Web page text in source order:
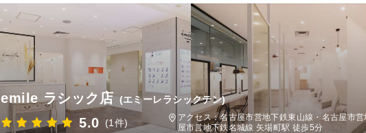
emile ラシック店 (エミーレラシックテン)
5.0 (1件)
アクセス：名古屋市営地下鉄東山線・名古屋市
屋市営地下鉄名城線 矢場町駅 徒歩5分